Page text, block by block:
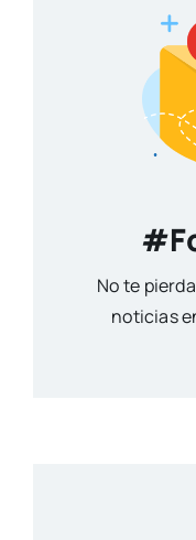
No te
noticias